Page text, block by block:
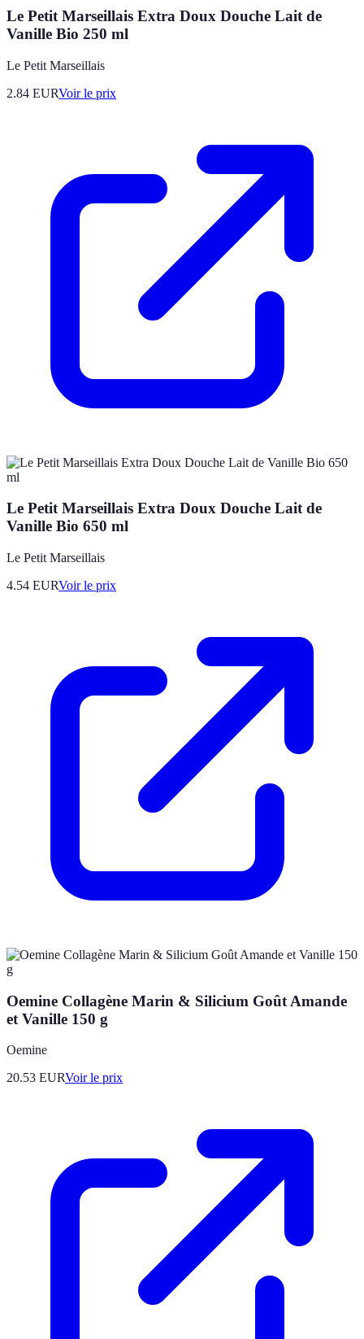
Le Petit Marseillais Extra Doux Douche Lait de
Vanille Bio 250 ml
Le Petit Marseillais
2.84 EURVoir le prix
Le Petit Marseillais Extra Doux Douche Lait de
Vanille Bio 650 ml
Le Petit Marseillais
4.54 EURVoir le prix
Oemine Collagène Marin & Silicium Goût Amande
et Vanille 150 g
Oemine
20.53 EURVoir le prix